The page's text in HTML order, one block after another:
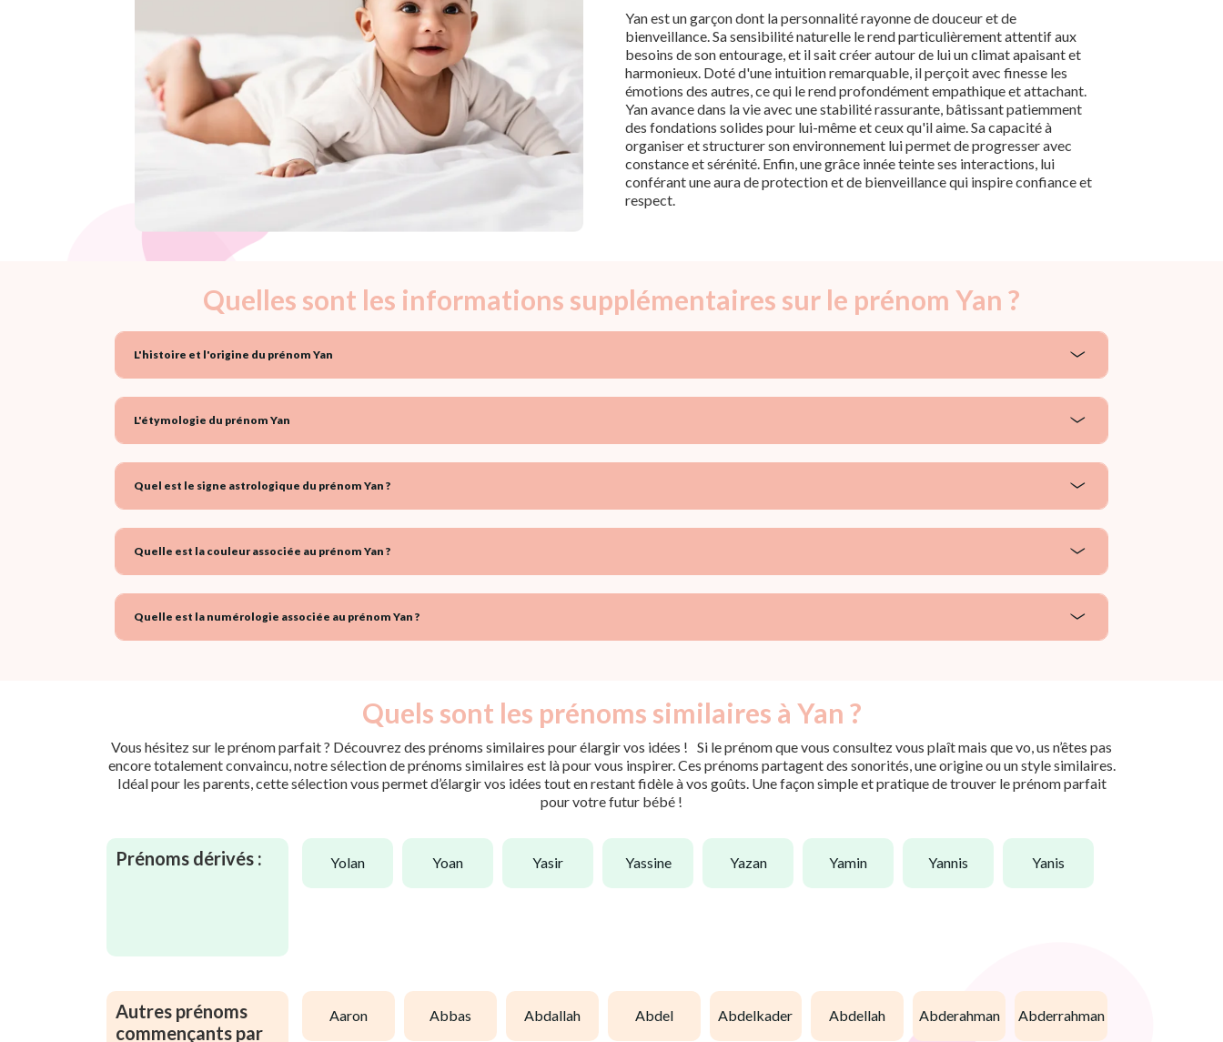
Yan est un garçon dont la personnalité rayonne de douceur et de
bienveillance. Sa sensibilité naturelle le rend particulièrement attentif aux
besoins de son entourage, et il sait créer autour de lui un climat apaisant et
harmonieux. Doté d'une intuition remarquable, il perçoit avec finesse les
émotions des autres, ce qui le rend profondément empathique et attachant.
Yan avance dans la vie avec une stabilité rassurante, bâtissant patiemment
des fondations solides pour lui-même et ceux qu'il aime. Sa capacité à
organiser et structurer son environnement lui permet de progresser avec
constance et sérénité. Enfin, une grâce innée teinte ses interactions, lui
conférant une aura de protection et de bienveillance qui inspire confiance et
respect.
Quelles sont les informations supplémentaires sur le prénom Yan ?
L'histoire et l'origine du prénom Yan
L'étymologie du prénom Yan
Quel est le signe astrologique du prénom Yan ?
Quelle est la couleur associée au prénom Yan ?
Quelle est la numérologie associée au prénom Yan ?
Quels sont les prénoms similaires à Yan ?
Vous hésitez sur le prénom parfait ? Découvrez des prénoms similaires pour élargir vos idées ! Si le prénom que vous consultez vous plaît mais que vo, us n’êtes pas
encore totalement convaincu, notre sélection de prénoms similaires est là pour vous inspirer. Ces prénoms partagent des sonorités, une origine ou un style similaires.
Idéal pour les parents, cette sélection vous permet d’élargir vos idées tout en restant fidèle à vos goûts. Une façon simple et pratique de trouver le prénom parfait
pour votre futur bébé !
Prénoms dérivés : yolan yoan yasir yassine yazan yamin yannis yanis
Autres prénoms
commençants par
aaron abbas abdallah abdel abdelkader abdellah abderahman abderrahman